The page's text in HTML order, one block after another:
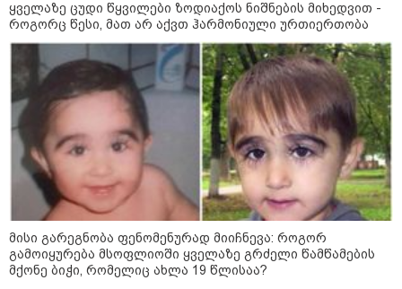
ყველაზე ცუდი წყვილები ზოდიაქოს ნიშნების მიხედვით -
როგორც წესი, მათ არ აქვთ ჰარმონიული ურთიერთობა
მისი გარეგნობა ფენომენურად მიიჩნევა: როგორ
გამოიყურება მსოფლიოში ყველაზე გრძელი წამწამების
მქონე ბიჭი, რომელიც ახლა 19 წლისაა?